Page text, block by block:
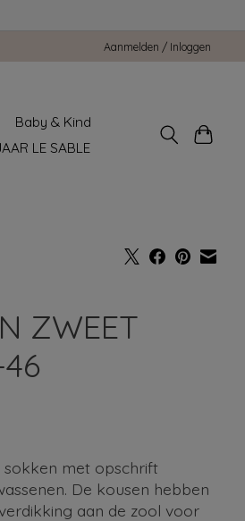
Aanmelden / Inloggen
Baby & Kind
LE SABLE
ZWEET
met opschrift
De kousen hebben
aan de zool voor